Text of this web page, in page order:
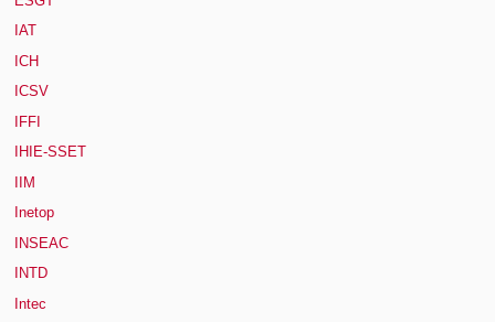
IAT
ICH
ICSV
IFFI
IHIE-SSET
IIM
Inetop
INSEAC
INTD
Intec